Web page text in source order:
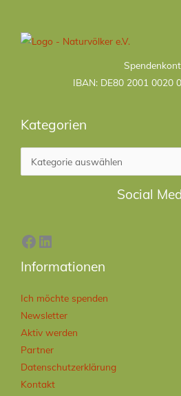
IBAN: DE80 2001 0020
Kategorien
Social
Facebook
LinkedIn
Informationen
Ich möchte spenden
Newsletter
Aktiv werden
Partner
Datenschutzerklärung
Kontakt